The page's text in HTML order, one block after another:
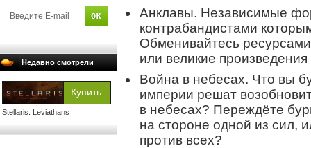
Недавно смотрели
Stellaris: Leviathans
Анклавы. Независимые
контрабандистами
Обменивайтесь
или великие
Война в небесах. Что вы
империи решат
в небесах? Переждёте
на стороне одной из сил,
против всех?